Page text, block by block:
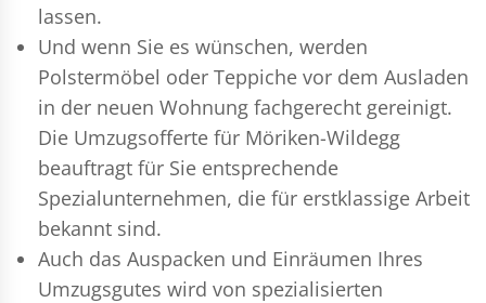
lassen.
Und wenn Sie es wünschen, werden
Polstermöbel oder Teppiche vor dem Ausladen
in der neuen Wohnung fachgerecht gereinigt.
Die Umzugsofferte für Möriken-Wildegg
beauftragt für Sie entsprechende
Spezialunternehmen, die für erstklassige Arbeit
bekannt sind.
Auch das Auspacken und Einräumen Ihres
Umzugsgutes wird von spezialisierten